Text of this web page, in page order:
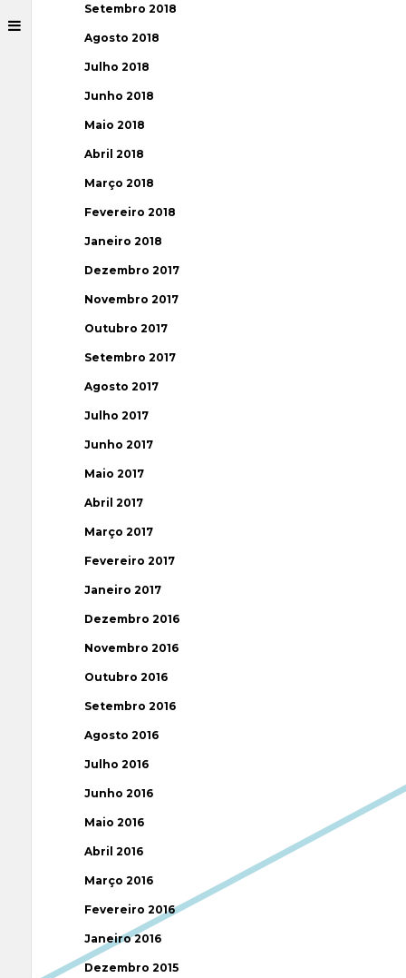
Setembro 2018
Agosto 2018
Julho 2018
Junho 2018
Maio 2018
Abril 2018
Março 2018
Fevereiro 2018
Janeiro 2018
Dezembro 2017
Novembro 2017
Outubro 2017
Setembro 2017
Agosto 2017
Julho 2017
Junho 2017
Maio 2017
Abril 2017
Março 2017
Fevereiro 2017
Janeiro 2017
Dezembro 2016
Novembro 2016
Outubro 2016
Setembro 2016
Agosto 2016
Julho 2016
Junho 2016
Maio 2016
Abril 2016
Março 2016
Fevereiro 2016
Janeiro 2016
Dezembro 2015